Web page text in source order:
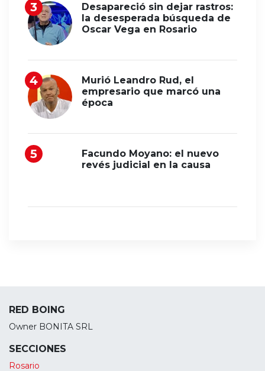
Desapareció sin dejar rastros:
la desesperada búsqueda de
Oscar Vega en Rosario
Murió Leandro Rud, el
empresario que marcó una
época
Facundo Moyano: el nuevo
revés judicial en la causa
RED BOING
Owner BONITA SRL
SECCIONES
Rosario